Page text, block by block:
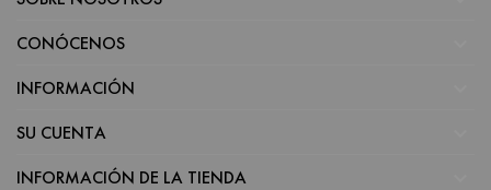
CONÓCENOS
INFORMACIÓN
SU CUENTA
INFORMACIÓN DE LA TIENDA